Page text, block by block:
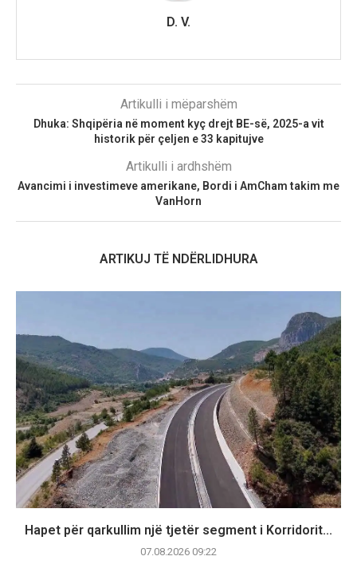
D. V.
Artikulli i mëparshëm
Dhuka: Shqipëria në moment kyç drejt BE-së, 2025-a vit
historik për çeljen e 33 kapitujve
Artikulli i ardhshëm
Avancimi i investimeve amerikane, Bordi i AmCham takim me
VanHorn
ARTIKUJ TË NDËRLIDHURA
Hapet për qarkullim një tjetër segment i Korridorit...
07.08.2026 09:22